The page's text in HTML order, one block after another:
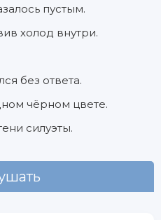
пустым.
холод внутри.
без ответа.
чёрном цвете.
силуэты.